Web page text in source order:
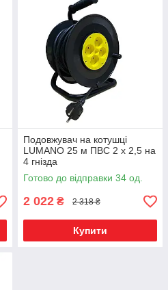
Подовжувач на котушці
LUMANO 25 м ПВС 2 х 2,5 на
4 гнізда
Готово до відправки 34 од.
2 022 ₴ 2 318 ₴
Купити